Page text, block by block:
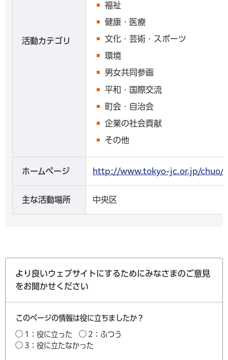
活動カテゴリ
福祉
健康・医療
文化・芸術・スポーツ
環境
男女共同参画
平和・国際交流
町会・自治会
企業の社会貢献
その他
ホームページ http://www.tokyo-jc.or.jp/chuo/（
主な活動場所 中央区
より良いウェブサイトにするためにみなさまのご意見
をお聞かせください
このページの情報は役に立ちましたか？
1：役に立った
2：ふつう
3：役に立たなかった